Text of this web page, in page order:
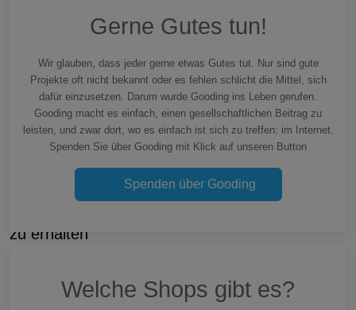
Gerne Gutes tun!
Wir glauben, dass jeder gerne etwas Gutes tut. Nur sind gute
Projekte oft nicht bekannt oder es fehlen schlicht die Mittel, sich
dafür einzusetzen. Darum wurde Gooding ins Leben gerufen.
Gooding macht es einfach, einen gesellschaftlichen Beitrag zu
leisten, und zwar dort, wo es einfach ist sich zu treffen: im Internet.
Spenden Sie über Gooding mit Klick auf unseren Button
Spenden über Gooding
Welche Shops gibt es?
zu erhalten
info@streetdogs-madeira.com